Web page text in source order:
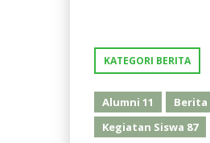
KATEGORI BERITA
Alumni 11 Berita
Kegiatan Siswa 87